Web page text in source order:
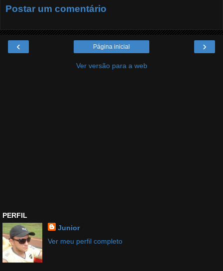
Postar um comentário
‹ ›
Página inicial
Ver versão para a web
PERFIL
Junior
Ver meu perfil completo